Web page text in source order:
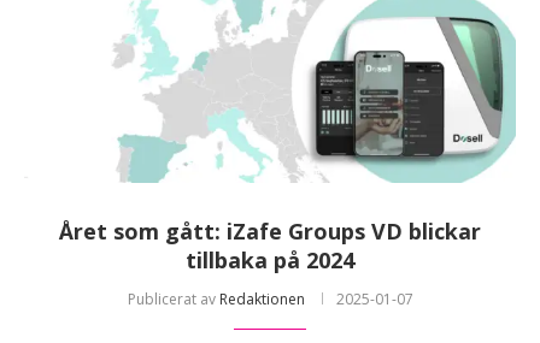
Året som gått: iZafe Groups VD blickar
tillbaka på 2024
Publicerat av Redaktionen 2025-01-07